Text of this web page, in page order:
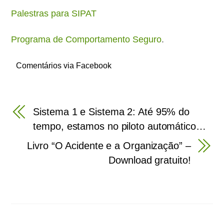
Palestras para SIPAT
Programa de Comportamento Seguro.
Comentários via Facebook
Sistema 1 e Sistema 2: Até 95% do
tempo, estamos no piloto automático…
Livro “O Acidente e a Organização” –
Download gratuito!